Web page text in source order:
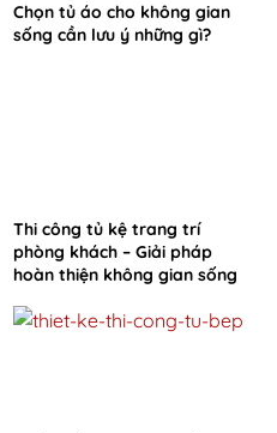
Chọn tủ áo cho không gian
sống cần lưu ý những gì?
Thi công tủ kệ trang trí
phòng khách – Giải pháp
hoàn thiện không gian sống